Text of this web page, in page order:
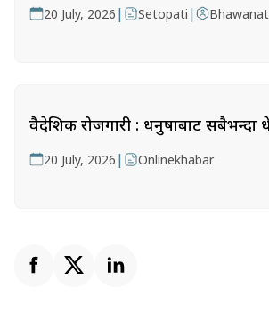
20 July, 2026 | Setopati |
वैदेशिक रोजगारी : धनुषाबाट
20 July, 2026 | Onlinekhabar